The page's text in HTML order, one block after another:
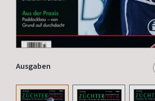
Ausgaben